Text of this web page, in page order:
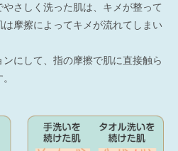
さしく洗った肌は、キメが整って
摩擦によってキメが流れてしまい
にして、指の摩擦で肌に直接触ら